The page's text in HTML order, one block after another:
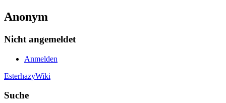
Anonym
Nicht angemeldet
Anmelden
EsterhazyWiki
Suche